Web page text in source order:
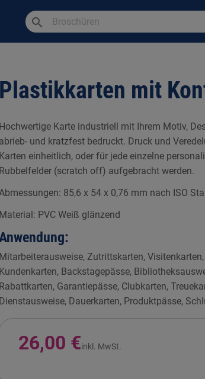
search
Plastikkarten mit
Hochwertige Karte industriell mit Ihrem Motiv,
abrieb- und kratzfest bedruckt. Druck und
Karten einheitlich, oder für jede einzelne
Rubbelfelder (scratch off) aufgebracht werden.
85,6 x 54 x 0,76 mm nach ISO
Material: PVC Weiß glänzend
Mitarbeiterausweise, Zutrittskarten,
Kundenkarten, Backstagepässe,
Rabattkarten, Garantiepässe, Clubkarten,
Dienstausweise, Dauerkarten, Produktpässe,
26,00 €inkl. MwSt.